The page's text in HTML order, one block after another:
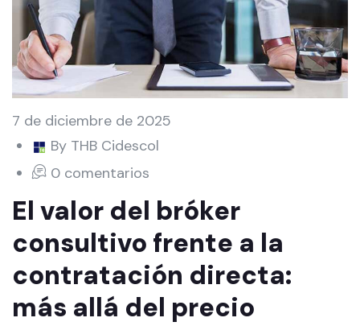
7 de diciembre de 2025
By THB Cidescol
0 comentarios
El valor del bróker
consultivo frente a la
contratación directa:
más allá del precio